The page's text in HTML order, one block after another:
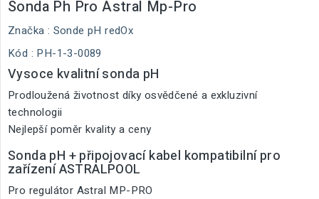
Sonda Ph Pro Astral Mp-Pro
Značka : Sonde pH redOx
Kód : PH-1-3-0089
Vysoce kvalitní sonda pH
Prodloužená životnost díky osvědčené a exkluzivní
technologii
Nejlepší poměr kvality a ceny
Sonda pH + připojovací kabel kompatibilní pro
zařízení ASTRALPOOL
Pro regulátor Astral MP-PRO